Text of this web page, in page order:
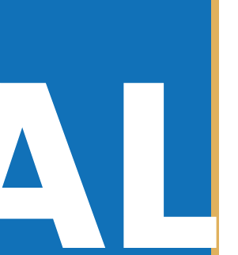
esta comprendida entre
13 años (masculino y